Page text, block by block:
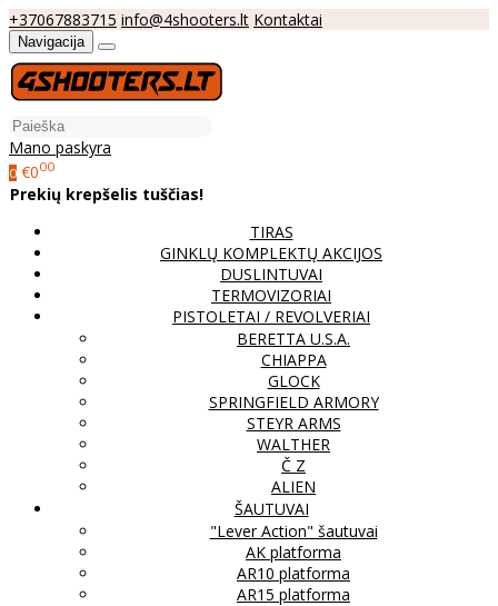
+37067883715 info@4shooters.lt Kontaktai
Navigacija
Mano paskyra
0 €000
Prekių krepšelis tuščias!
TIRAS
GINKLŲ KOMPLEKTŲ AKCIJOS
DUSLINTUVAI
TERMOVIZORIAI
PISTOLETAI / REVOLVERIAI
BERETTA U.S.A.
CHIAPPA
GLOCK
SPRINGFIELD ARMORY
STEYR ARMS
WALTHER
Č Z
ALIEN
ŠAUTUVAI
"Lever Action" šautuvai
AK platforma
AR10 platforma
AR15 platforma